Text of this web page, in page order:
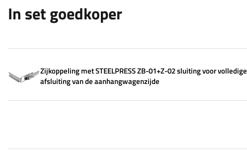
In set goedkoper
Zijkoppeling met STEELPRESS ZB-01+Z-02 sluiting voor volledige
afsluiting van de aanhangwagenzijde